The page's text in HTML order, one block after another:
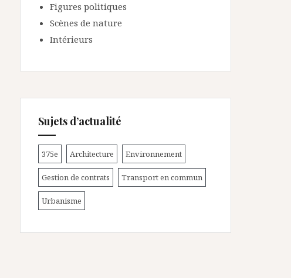
Figures politiques
Scènes de nature
Intérieurs
Sujets d’actualité
375e Architecture Environnement
Gestion de contrats Transport en commun
Urbanisme